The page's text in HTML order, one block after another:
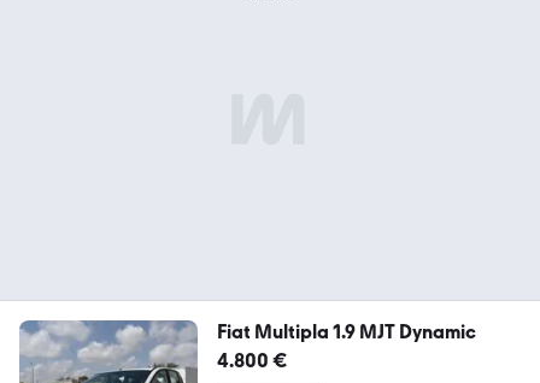
Fiat Multipla 1.9 MJT Dynamic
4.800 €